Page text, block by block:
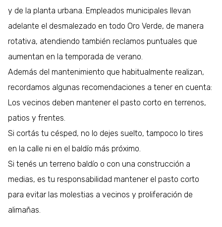
y de la planta urbana. Empleados municipales llevan
adelante el desmalezado en todo Oro Verde, de manera
rotativa, atendiendo también reclamos puntuales que
aumentan en la temporada de verano.
Además del mantenimiento que habitualmente realizan,
recordamos algunas recomendaciones a tener en cuenta:
Los vecinos deben mantener el pasto corto en terrenos,
patios y frentes.
Si cortás tu césped, no lo dejes suelto, tampoco lo tires
en la calle ni en el baldío más próximo.
Si tenés un terreno baldío o con una construcción a
medias, es tu responsabilidad mantener el pasto corto
para evitar las molestias a vecinos y proliferación de
alimañas.